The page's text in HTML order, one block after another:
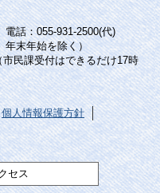
話：055-931-2500(代)
年末年始を除く）
民課受付はできるだけ17時
個人情報保護方針
セス